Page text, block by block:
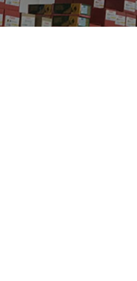
UNIAIR
VIRMA